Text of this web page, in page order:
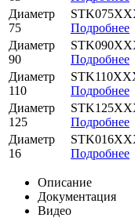
Диаметр
75
Подробнее
Диаметр
90
Подробнее
Диаметр
110
Подробнее
Диаметр
125
Подробнее
Диаметр
16
Подробнее
Описание
Документация
Видео